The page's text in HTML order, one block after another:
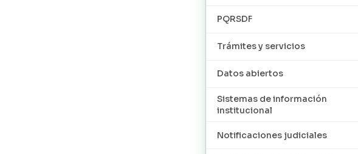
PQRSDF
Trámites y servicios
Datos abiertos
Sistemas de información
institucional
Notificaciones judiciales